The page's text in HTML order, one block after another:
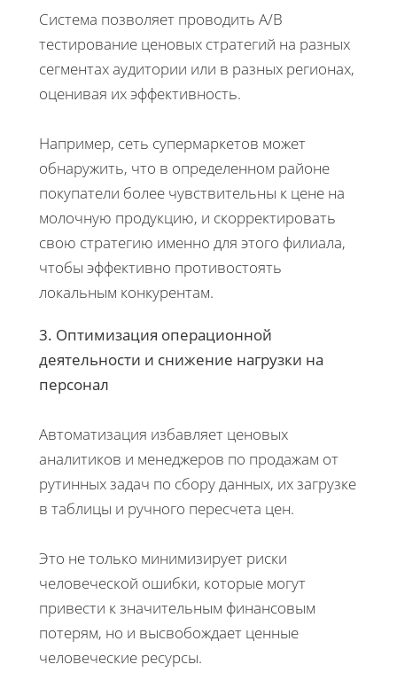
Система позволяет проводить A/B
тестирование ценовых стратегий на разных
сегментах аудитории или в разных регионах,
оценивая их эффективность.
Например, сеть супермаркетов может
обнаружить, что в определенном районе
покупатели более чувствительны к цене на
молочную продукцию, и скорректировать
свою стратегию именно для этого филиала,
чтобы эффективно противостоять
локальным конкурентам.
3. Оптимизация операционной
деятельности и снижение нагрузки на
персонал
Автоматизация избавляет ценовых
аналитиков и менеджеров по продажам от
рутинных задач по сбору данных, их загрузке
в таблицы и ручного пересчета цен.
Это не только минимизирует риски
человеческой ошибки, которые могут
привести к значительным финансовым
потерям, но и высвобождает ценные
человеческие ресурсы.